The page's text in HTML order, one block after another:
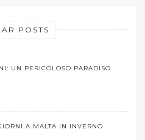
POSTS
UN PERICOLOSO PARADISO
A MALTA IN INVERNO